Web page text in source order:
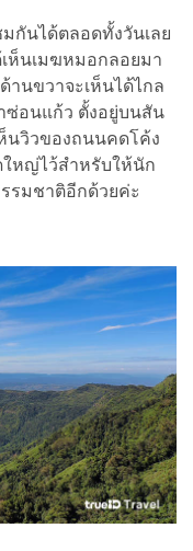
กันได้ตลอดทั้งวันเลย
เห็นเมฆหมอกลอยมา
านขวาจะเห็นได้ไกล
ซ่อนแก้ว ตั้งอยู่บนสัน
นวิวของถนนคดโค้ง
ใหญ่ไว้สำหรับให้นัก
รมชาติอีกด้วยค่ะ